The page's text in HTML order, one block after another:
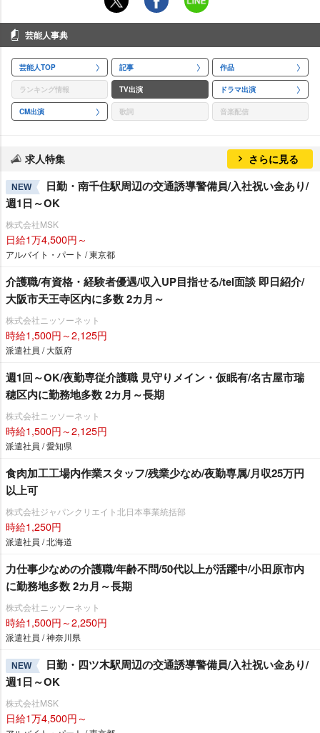
芸能人事典
芸能人TOP 記事 作品
ランキング情報 TV出演 ドラマ出演
CM出演 歌詞 音楽配信
求人特集 さらに見る
NEW
日勤・南千住駅周辺の交通誘導警備員/入社祝い金あり/
週1日～OK
株式会社MSK
日給1万4,500円～
アルバイト・パート / 東京都
介護職/有資格・経験者優遇/収入UP目指せる/tel面談 即日紹介/
大阪市天王寺区内に多数 2カ月～
株式会社ニッソーネット
時給1,500円～2,125円
派遣社員 / 大阪府
週1回～OK/夜勤専従介護職 見守りメイン・仮眠有/名古屋市瑞
穂区内に勤務地多数 2カ月～長期
株式会社ニッソーネット
時給1,500円～2,125円
派遣社員 / 愛知県
食肉加工工場内作業スタッフ/残業少なめ/夜勤専属/月収25万円
以上可
株式会社ジャパンクリエイト北日本事業統括部
時給1,250円
派遣社員 / 北海道
力仕事少なめの介護職/年齢不問/50代以上が活躍中/小田原市内
に勤務地多数 2カ月～長期
株式会社ニッソーネット
時給1,500円～2,250円
派遣社員 / 神奈川県
NEW
日勤・四ツ木駅周辺の交通誘導警備員/入社祝い金あり/
週1日～OK
株式会社MSK
日給1万4,500円～